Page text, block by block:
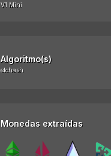
V1 Mini
Algoritmo(s)
etchash
Monedas extraídas